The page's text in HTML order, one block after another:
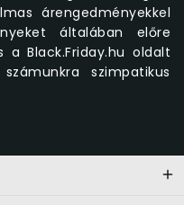
árengedményekkel
általában előre
Black.Friday.hu oldalt
szimpatikus